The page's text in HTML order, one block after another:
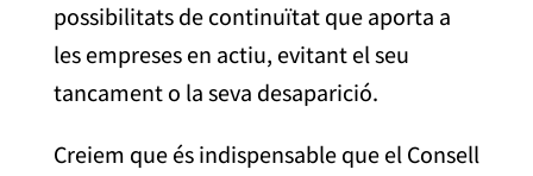
possibilitats de continuïtat que aporta a
les empreses en actiu, evitant el seu
tancament o la seva desaparició.
Creiem que és indispensable que el Consell